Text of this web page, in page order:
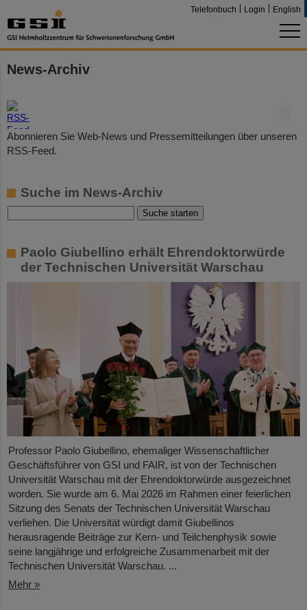
Telefonbuch Login English
News-Archiv
Abonnieren Sie Web-News und Pressemitteilungen über unseren
RSS-Feed.
Suche im News-Archiv
Paolo Giubellino erhält Ehrendoktorwürde
der Technischen Universität Warschau
Professor Paolo Giubellino, ehemaliger Wissenschaftlicher
Geschäftsführer von GSI und FAIR, ist von der Technischen
Universität Warschau mit der Ehrendoktorwürde ausgezeichnet
worden. Sie wurde am 6. Mai 2026 im Rahmen einer feierlichen
Sitzung des Senats der Technischen Universität Warschau
verliehen. Die Universität würdigt damit Giubellinos
herausragende Beiträge zur Kern- und Teilchenphysik sowie
seine langjährige und erfolgreiche Zusammenarbeit mit der
Technischen Universität Warschau. ...
Mehr »